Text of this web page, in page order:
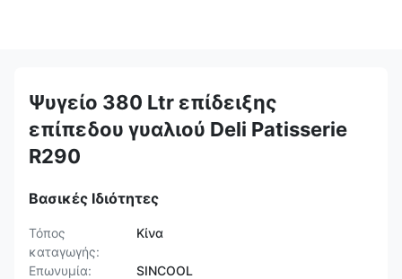
Ψυγείο 380 Ltr επίδειξης
επίπεδου γυαλιού Deli Patisserie
R290
Βασικές Ιδιότητες
Τόπος
καταγωγής:
Κίνα
Επωνυμία:
SINCOOL